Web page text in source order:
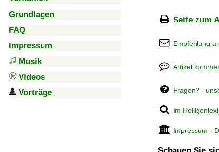
Grundlagen
FAQ
Impressum
Musik
Videos
Vorträge
Seite zum
Empfehlung
Artikel
Fragen? -
Im
Impressum -